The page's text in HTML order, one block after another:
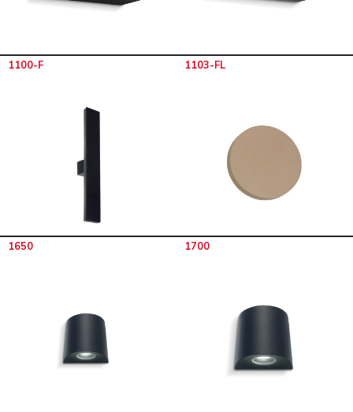
1100-F 1103-FL
1650 1700